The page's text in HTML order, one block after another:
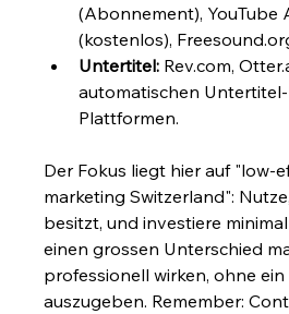
(Abonnement), YouTube
(kostenlos),
Untertitel: Rev.com,
automatischen
Plattformen.
Der Fokus liegt hier auf "low-
marketing Switzerland":
besitzt, und investiere
einen grossen Unterschied
professionell wirken, ohne
auszugeben. Remember: